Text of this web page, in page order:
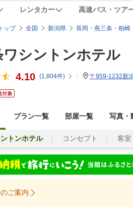
レンタカー 高速バス・ツア
ップ 全国 新潟県 長岡・燕三条・柏崎
ワシントンホテル
4.10 (1,804件) 〒959-1232新
プラン一覧 部屋一覧 写真・
トンホテル コンセプト 客室
ご案内